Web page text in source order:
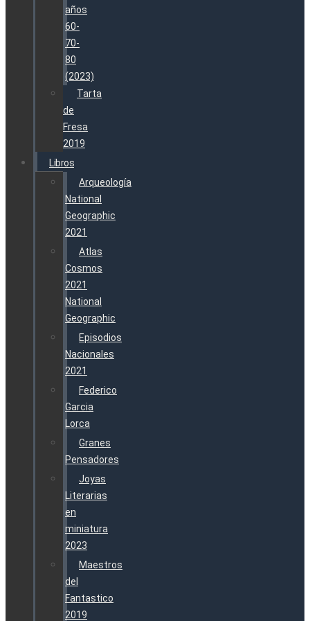
años
60-
70-
80
(2023)
Tarta
de
Fresa
2019
Libros
Arqueología
National
Geographic
2021
Atlas
Cosmos
2021
National
Geographic
Episodios
Nacionales
2021
Federico
Garcia
Lorca
Granes
Pensadores
Joyas
Literarias
en
miniatura
2023
Maestros
del
Fantastico
2019